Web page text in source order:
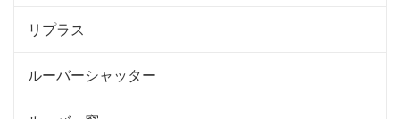
リプラス
ルーバーシャッター